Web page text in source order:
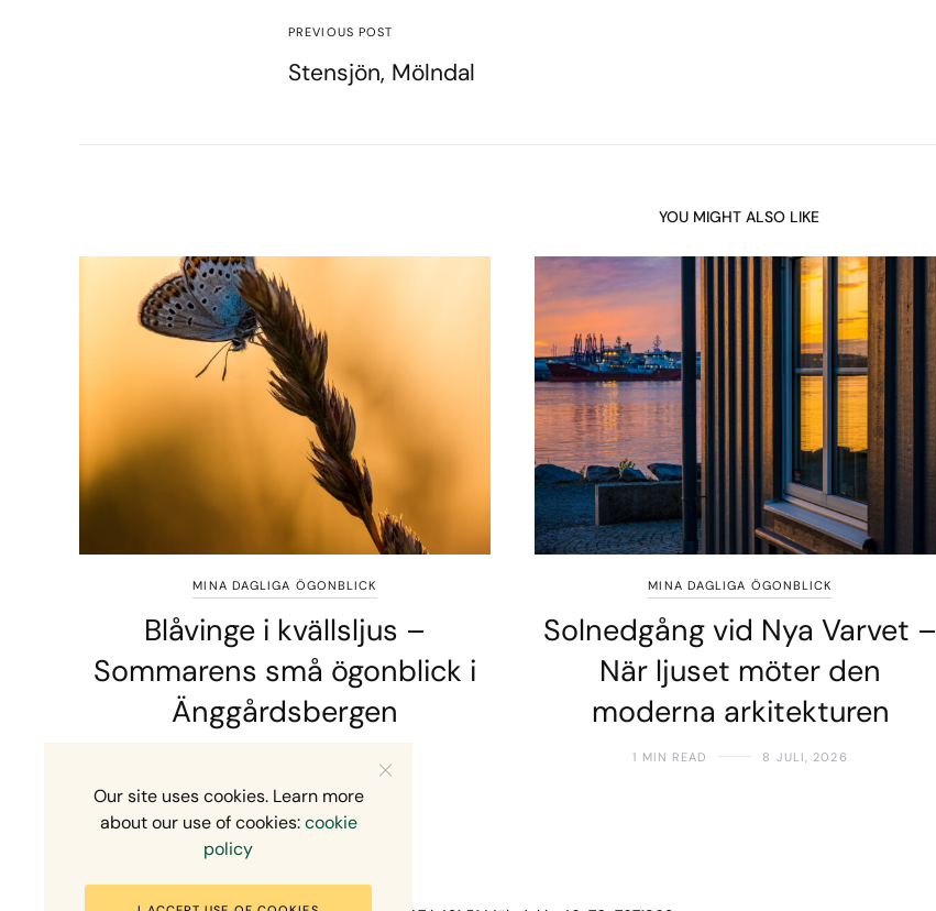
PREVIOUS POST
Stensjön, Mölndal
YOU MIGHT ALSO LIKE
MINA DAGLIGA ÖGONBLICK
Blåvinge i kvällsljus –
Sommarens små ögonblick i
Änggårdsbergen
MINA DAGLIGA ÖGONBLICK
Solnedgång vid Nya Varvet –
När ljuset möter den
moderna arkitekturen
1 MIN READ 8 JULI, 2026
Our site uses cookies. Learn more
about our use of cookies:cookie
policy